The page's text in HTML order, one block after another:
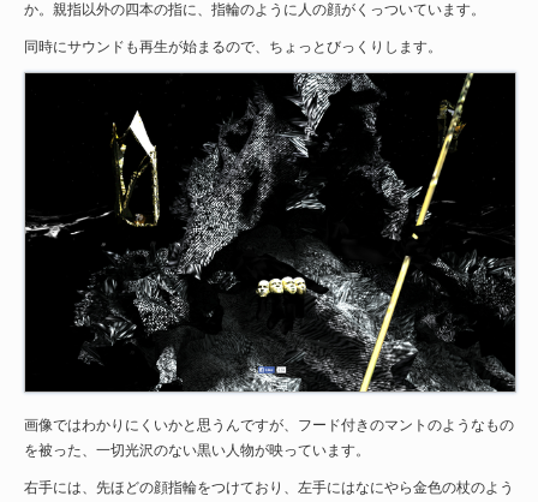
か。親指以外の四本の指に、指輪のように人の顔がくっついています。
同時にサウンドも再生が始まるので、ちょっとびっくりします。
画像ではわかりにくいかと思うんですが、フード付きのマントのようなもの
を被った、一切光沢のない黒い人物が映っています。
右手には、先ほどの顔指輪をつけており、左手にはなにやら金色の杖のよう